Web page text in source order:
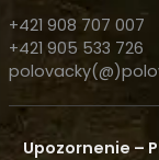
+421 908 707 007
+421 905 533 726
Upozornenie –